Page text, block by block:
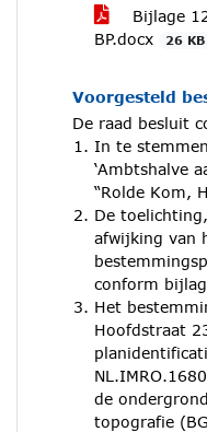
Bijlage
BP.docx
26 KB
Voorgesteld
De raad besluit
In te
‘Ambtshalve
“Rolde Kom,
De
afwijking van
conform
Het
Hoofdstraat
de
topografie